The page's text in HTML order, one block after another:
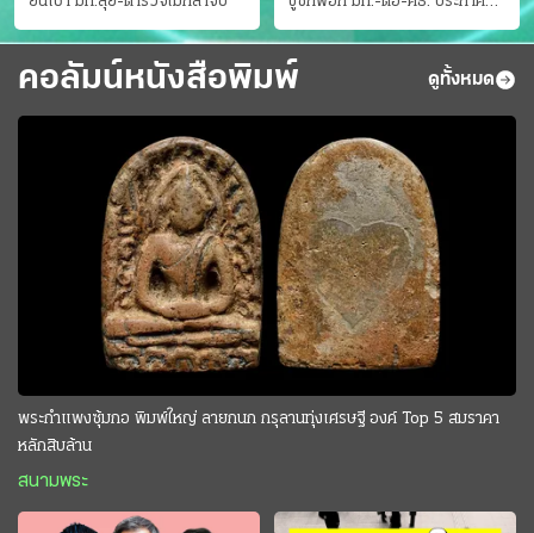
บัญชีท้องถิ่น
คอลัมน์หนังสือพิมพ์ ดูทั้งหมด
พระกำแพงซุ้มกอ พิมพ์ใหญ่ ลายกนก กรุลานทุ่งเศรษฐี องค์ Top 5 สมราคา
หลักสิบล้าน
สนามพระ